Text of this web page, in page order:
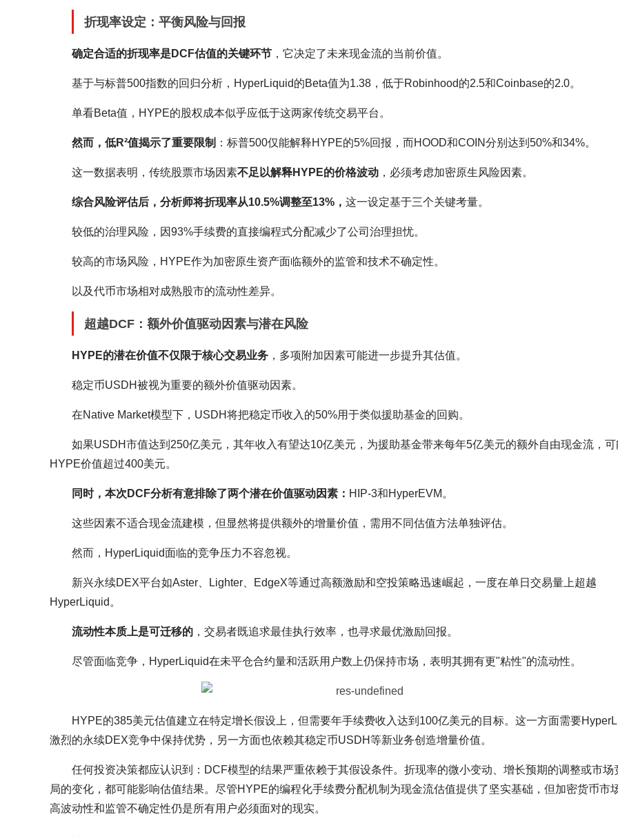
折现率设定：平衡风险与回报
确定合适的折现率是DCF估值的关键环节 ，它决定了未来现金流的当前价值。
基于与标普500指数的回归分析，HyperLiquid的Beta值为1.38，低于Robinhood的2.5和Coinbase的2.0。
单看Beta值，HYPE的股权成本似乎应低于这两家传统交易平台。
然而，低R²值揭示了重要限制 ：标普500仅能解释HYPE的5%回报，而HOOD和COIN分别达到50%和34%。
这一数据表明，传统股票市场因素不足以解释HYPE的价格波动 ，必须考虑加密原生风险因素。
综合风险评估后，分析师将折现率从10.5%调整至13%， 这一设定基于三个关键考量。
较低的治理风险，因93%手续费的直接编程式分配减少了公司治理担忧。
较高的市场风险，HYPE作为加密原生资产面临额外的监管和技术不确定性。
以及代币市场相对成熟股市的流动性差异。
超越DCF：额外价值驱动因素与潜在风险
HYPE的潜在价值不仅限于核心交易业务 ，多项附加因素可能进一步提升其估值。
稳定币USDH被视为重要的额外价值驱动因素。
在Native Market模型下，USDH将把稳定币收入的50%用于类似援助基金的回购。
如果USDH市值达到250亿美元，其年收入有望达10亿美元，为援助基金带来每年5亿美元的额外自由现金流，
HYPE价值超过400美元。
同时，本次DCF分析有意排除了两个潜在价值驱动因素： HIP-3和HyperEVM。
这些因素不适合现金流建模，但显然将提供额外的增量价值，需用不同估值方法单独评估。
然而，HyperLiquid面临的竞争压力不容忽视。
新兴永续DEX平台如Aster、Lighter、EdgeX等通过高额激励和空投策略迅速崛起，一度在单日交易量上超越
HyperLiquid。
流动性本质上是可迁移的 ，交易者既追求最佳执行效率，也寻求最优激励回报。
尽管面临竞争，HyperLiquid在未平仓合约量和活跃用户数上仍保持市场，表明其拥有更"粘性"的流动性。
HYPE的385美元估值建立在特定增长假设上，但需要年手续费收入达到100亿美元的目标。这一方面需要
激烈的永续DEX竞争中保持优势，另一方面也依赖其稳定币USDH等新业务创造增量价值。
任何投资决策都应认识到：DCF模型的结果严重依赖于其假设条件。折现率的微小变动、增长预期的调整或市场
局的变化，都可能影响估值结果。尽管HYPE的编程化手续费分配机制为现金流估值提供了坚实基础，但加密货币市
高波动性和监管不确定性仍是所有用户必须面对的现实。